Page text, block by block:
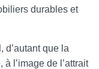
durables et
d’autant que la
l’image de l’attrait